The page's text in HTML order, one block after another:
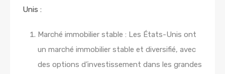
Unis :
Marché immobilier stable : Les États-Unis ont
un marché immobilier stable et diversifié, avec
des options d’investissement dans les grandes